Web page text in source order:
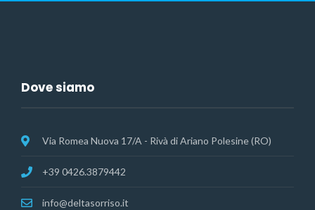
Dove siamo
Via Romea Nuova 17/A - Rivà di Ariano Polesine (RO)
+39 0426.3879442
info@deltasorriso.it